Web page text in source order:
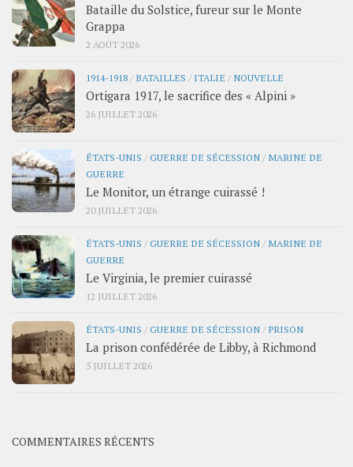
Bataille du Solstice, fureur sur le Monte
Grappa
2 AOÛT 2026
1914-1918 / BATAILLES / ITALIE / NOUVELLE
Ortigara 1917, le sacrifice des « Alpini »
26 JUILLET 2026
ÉTATS-UNIS /GUERRE DE SÉCESSION / MARINE DE
GUERRE
Le Monitor, un étrange cuirassé !
20 JUILLET 2026
ÉTATS-UNIS /GUERRE DE SÉCESSION / MARINE DE
GUERRE
Le Virginia, le premier cuirassé
12 JUILLET 2026
ÉTATS-UNIS /GUERRE DE SÉCESSION / PRISON
La prison confédérée de Libby, à Richmond
5 JUILLET 2026
COMMENTAIRES RÉCENTS